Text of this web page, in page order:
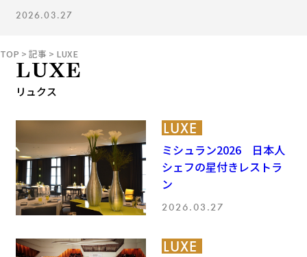
ビジネス・キャリア
フランス生活
TAG
タグ
#フランス郵便情報
#フランス交通機関
#求人
#フランスの教育制度
#アプリ
#いざという時に
#カルカッソンヌ Carcassonne
#サステナブル
#フランス生活
#レシピ #ビューティー
#コスメ
#アルザス地方
#フランスの地方 #フロマージュ
#歴史
#お菓子 #SDGs #アート #車生活
2026.03.27
TOP > 記事 > LUXE
LUXE
リュクス
LUXE
ミシュラン2026 日本人
シェフの星付きレストラ
ン
2026.03.27
LUXE